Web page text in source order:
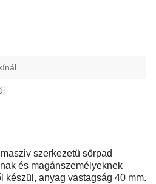
szerkezetü sörpad
és magánszemélyeknek
készül, anyag vastagság 40 mm.